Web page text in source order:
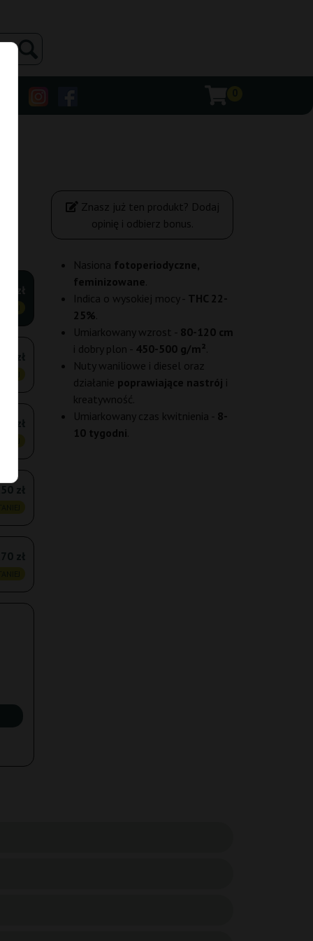
zł
zł
zł
zł
zł
Znasz już ten produkt? Dodaj
opinię i odbierz bonus.
Nasiona fotoperiodyczne,
feminizowane
Indica o wysokiej mocy - THC 22-
25%
Umiarkowany wzrost - 80-120 cm
i dobry plon - 450-500 g/m²
Nuty waniliowe i diesel oraz
działanie poprawiające nastrój i
kreatywność.
Umiarkowany czas kwitnienia - 8-
10 tygodni